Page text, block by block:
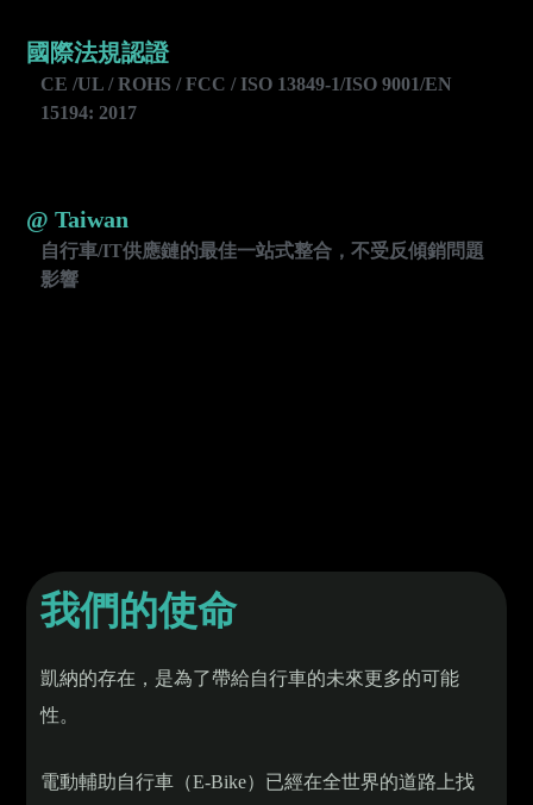
國際法規認證
CE /UL / ROHS / FCC / ISO 13849-1/ISO 9001/EN
15194: 2017
@ Taiwan
自行車/IT供應鏈的最佳一站式整合，不受反傾銷問題
影響
我們的使命
凱納的存在，是為了帶給自行車的未來更多的可能
性。
電動輔助自行車（E-Bike）已經在全世界的道路上找